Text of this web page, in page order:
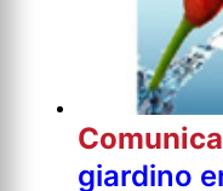
giardino